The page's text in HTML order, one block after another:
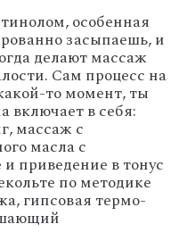
особенная
засыпаешь, и
делают массаж
Сам процесс на
то момент, ты
включает в себя:
массаж с
масла с
приведение в тонус
по методике
гипсовая термо-